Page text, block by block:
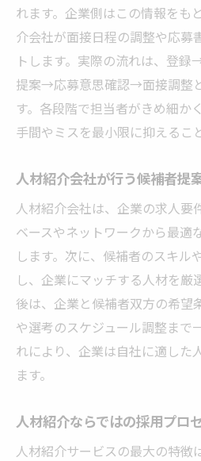
れます。企業側はこの情報をも
介会社が面接日程の調整や応募
トします。実際の流れは、登
提案→応募意思確認→面接調整
す。各段階で担当者がきめ細か
手間やミスを最小限に抑えるこ
人材紹介会社が行う候補者提
人材紹介会社は、企業の求人要
ベースやネットワークから最適
します。次に、候補者のスキル
し、企業にマッチする人材を厳
後は、企業と候補者双方の希望
や選考のスケジュール調整まで
れにより、企業は自社に適した
ます。
人材紹介ならではの採用プロ
人材紹介サービスの最大の特徴